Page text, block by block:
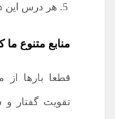
هر درس این
منابع متنوع ما
قطعا بارها از
تقویت گفتار و